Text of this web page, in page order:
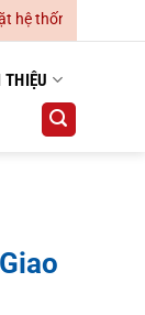
điều hoà không
THIỆU